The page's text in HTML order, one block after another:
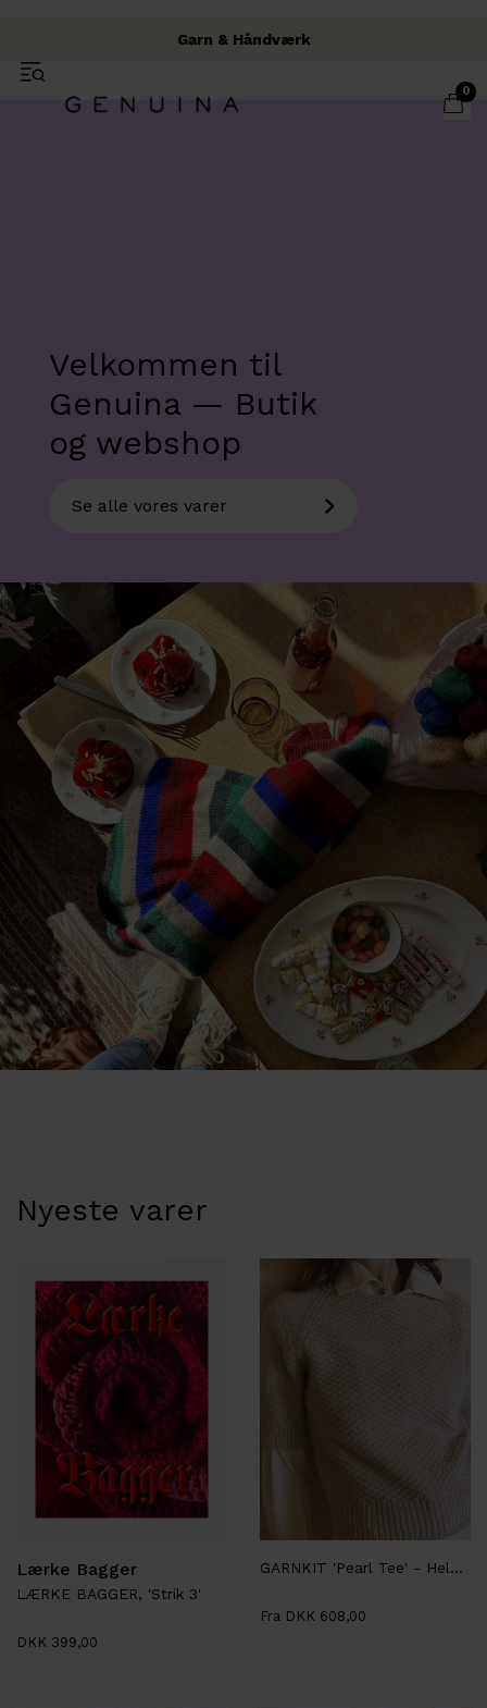
Fri fragt over 500 kr.
Fysisk butik i Brabrand
Garn & Håndværk
0
Velkommen til
Genuina — Butik
og webshop
Se alle vores varer
Nyeste varer
Lærke Bagger
LÆRKE BAGGER, 'Strik 3'
DKK 399,00
GARNKIT 'Pearl Tee' - Helga Isager
Fra DKK 608,00